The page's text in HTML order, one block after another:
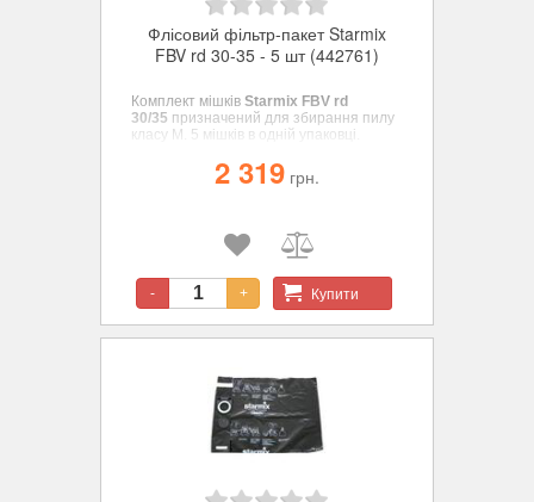
Флісовий фільтр-пакет Starmix
FBV rd 30-35 - 5 шт (442761)
Комплект мішків Starmix FBV rd
30/35 призначений для збирання пилу
класу М. 5 мішків в одній упаковці.
2 319 грн.
- + Купити